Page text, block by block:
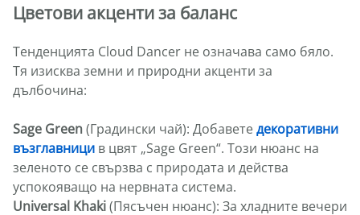
Цветови акценти за баланс
Тенденцията Cloud Dancer не означава само бяло.
Тя изисква земни и природни акценти за
дълбочина:
Sage Green(Градински чай): Добаветедекоративни
възглавници в цвят „Sage Green“. Този нюанс на
зеленото се свързва с природата и действа
успокояващо на нервната система.
Universal Khaki(Пясъчен нюанс): За хладните вечери